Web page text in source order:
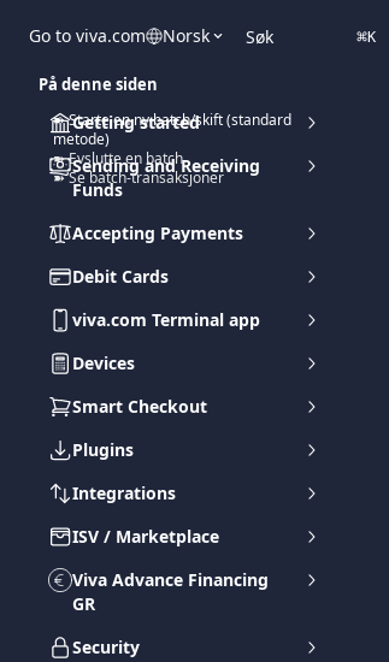
Go to viva.com Norsk Søk ⌘K
Getting started
Sending and Receiving
Funds
Accepting Payments
Debit Cards
viva.com Terminal app
Devices
Smart Checkout
Plugins
Integrations
ISV / Marketplace
Viva Advance Financing
GR
Security
På denne siden
➽ Starte en ny batch/skift (standard
metode)
➽ Evslutte en batch
➽ Se batch-transaksjoner